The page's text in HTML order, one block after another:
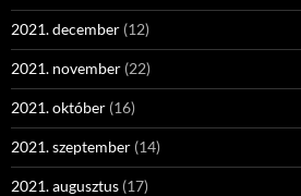
2021. december (12)
2021. november (22)
2021. október (16)
2021. szeptember (14)
2021. augusztus (17)